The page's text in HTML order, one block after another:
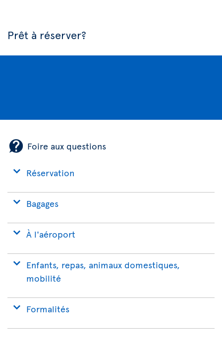
Prêt à réserver?
Foire aux questions
Réservation
Bagages
À l'aéroport
Enfants, repas, animaux domestiques,
mobilité
Formalités